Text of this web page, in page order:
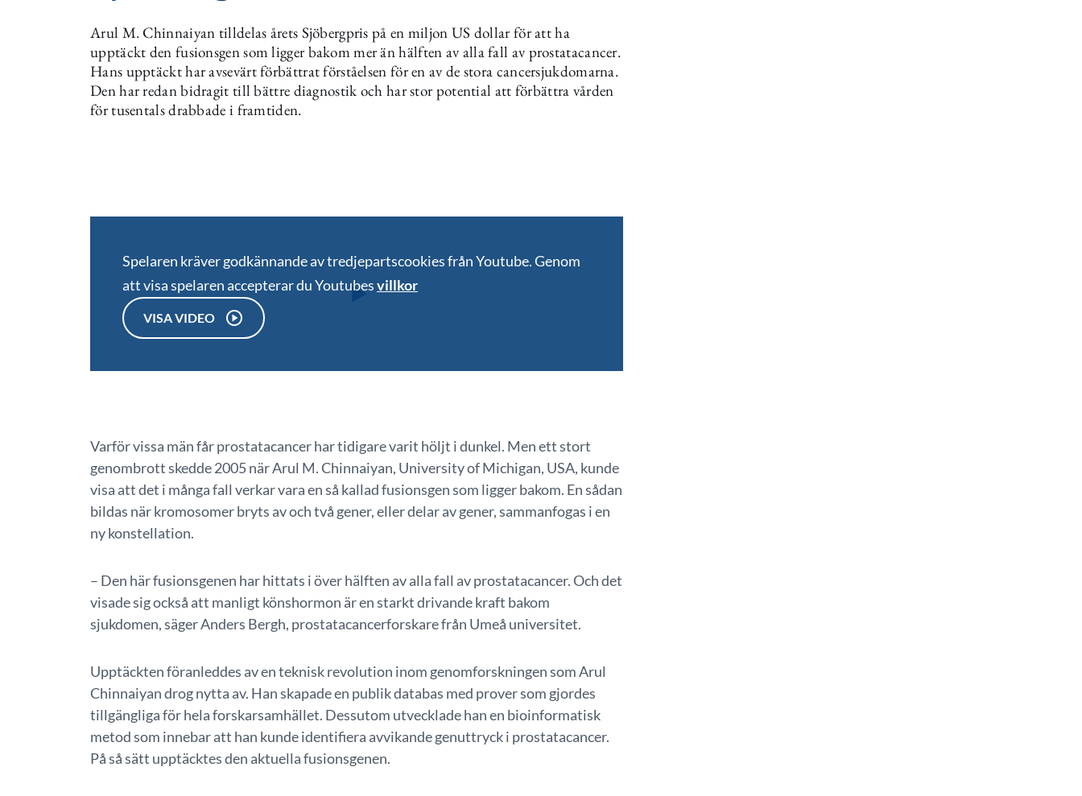
Arul M. Chinnaiyan tilldelas årets Sjöbergpris på en miljon US dollar för att ha
upptäckt den fusionsgen som ligger bakom mer än hälften av alla fall av prostatacancer.
Hans upptäckt har avsevärt förbättrat förståelsen för en av de stora cancersjukdomarna.
Den har redan bidragit till bättre diagnostik och har stor potential att förbättra vården
för tusentals drabbade i framtiden.
Spelaren kräver godkännande av tredjepartscookies från Youtube. Genom
att visa spelaren accepterar du Youtubesvillkor
VISA VIDEO
Varför vissa män får prostatacancer har tidigare varit höljt i dunkel. Men ett stort
genombrott skedde 2005 när Arul M. Chinnaiyan, University of Michigan, USA, kunde
visa att det i många fall verkar vara en så kallad fusionsgen som ligger bakom. En sådan
bildas när kromosomer bryts av och två gener, eller delar av gener, sammanfogas i en
ny konstellation.
– Den här fusionsgenen har hittats i över hälften av alla fall av prostatacancer. Och det
visade sig också att manligt könshormon är en starkt drivande kraft bakom
sjukdomen, säger Anders Bergh, prostatacancerforskare från Umeå universitet.
Upptäckten föranleddes av en teknisk revolution inom genomforskningen som Arul
Chinnaiyan drog nytta av. Han skapade en publik databas med prover som gjordes
tillgängliga för hela forskarsamhället. Dessutom utvecklade han en bioinformatisk
metod som innebar att han kunde identifiera avvikande genuttryck i prostatacancer.
På så sätt upptäcktes den aktuella fusionsgenen.